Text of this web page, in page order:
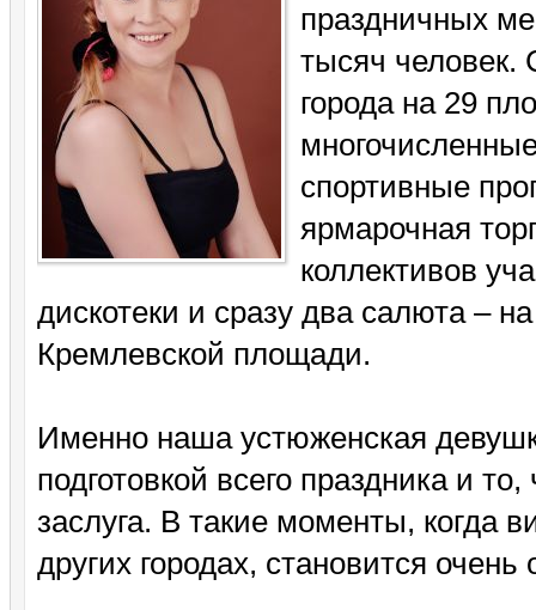
праздничных
тысяч человек.
города на 29
спортивные
ярмарочная
коллективов
дискотеки и сразу два салюта –
Кремлевской площади.
Именно наша устюженская
подготовкой всего праздника и
заслуга. В такие моменты, когда
других городах, становится очень